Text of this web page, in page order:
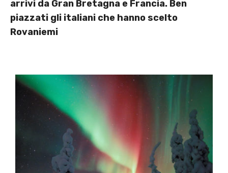
arrivi da Gran Bretagna e Francia. Ben
piazzati gli italiani che hanno scelto
Rovaniemi